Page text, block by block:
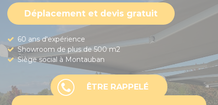
Déplacement et devis gratuit
60 ans d'expérience
Showroom de plus de 500 m2
Siège social à Montauban
ÊTRE RAPPELÉ